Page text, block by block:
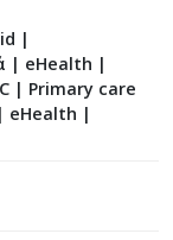
|
| eHealth |
| Primary care
eHealth |